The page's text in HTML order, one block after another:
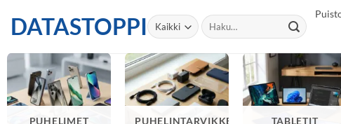
DATASTOPPI Etsi:
PUHELIMET PUHELINTARVIKKEET TABLETIT